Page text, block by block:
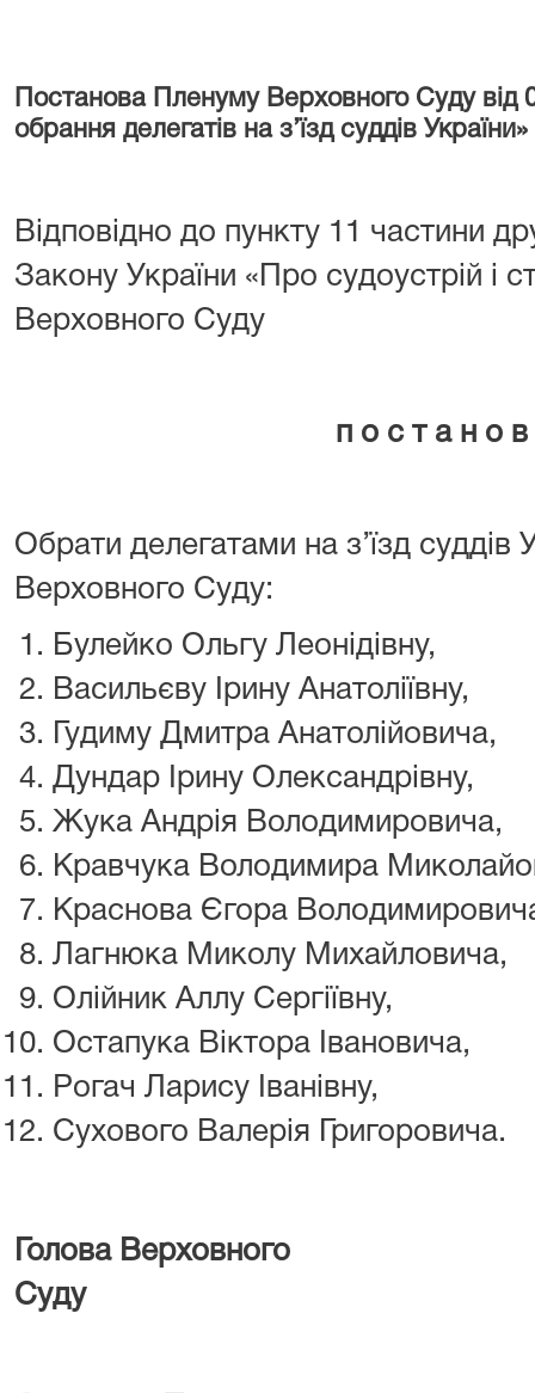
Постанова Пленуму Верховного Суду
обрання делегатів на з’їзд суддів України»
Відповідно до пункту 11 частини
Закону України «Про судоустрій і
Верховного Суду
п о с т а н о в
Обрати делегатами на з’їзд суддів
Верховного Суду:
Булейко Ольгу Леонідівну,
Васильєву Ірину Анатоліївну,
Гудиму Дмитра Анатолійовича,
Дундар Ірину Олександрівну,
Жука Андрія Володимировича,
Кравчука Володимира
Краснова Єгора
Лагнюка Миколу Михайловича,
Олійник Аллу Сергіївну,
Остапука Віктора Івановича,
Рогач Ларису Іванівну,
Сухового Валерія Григоровича.
Голова Верховного
Суду В. І.